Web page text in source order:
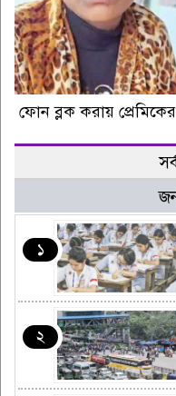
ফোন ব্লক করায়
১
২